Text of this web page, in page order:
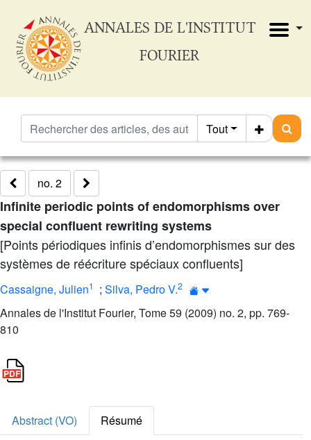
ANNALES DE L'INSTITUT
FOURIER
Tout
no. 2
Infinite periodic points of endomorphisms over
special confluent rewriting systems
[Points périodiques infinis d’endomorphismes sur des
systèmes de réécriture spéciaux confluents]
Cassaigne, Julien1 ; Silva, Pedro V.2
Annales de l'Institut Fourier, Tome 59 (2009) no. 2, pp. 769-
810
Abstract (VO)
Résumé